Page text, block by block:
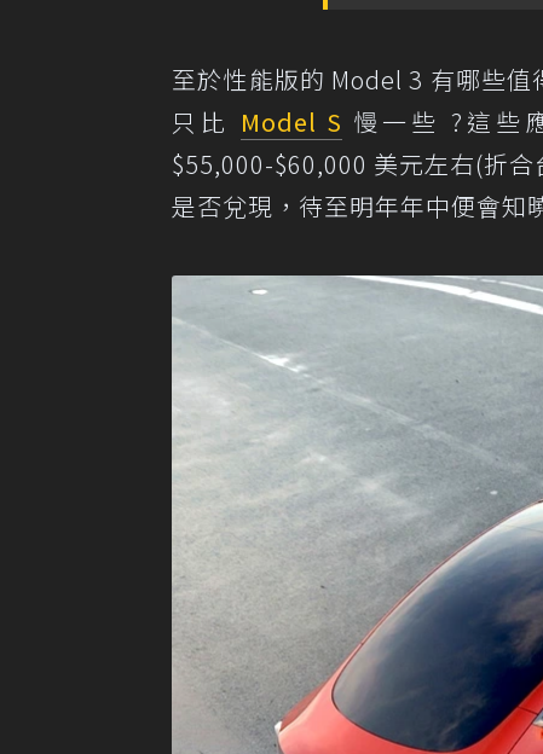
至於性能版的 Model 3 有哪些
只比 Model S 慢一些 ?這些
$55,000-$60,000 美元左右(折
是否兌現，待至明年年中便會知